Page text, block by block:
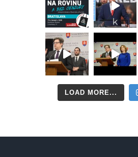
LOAD MORE...